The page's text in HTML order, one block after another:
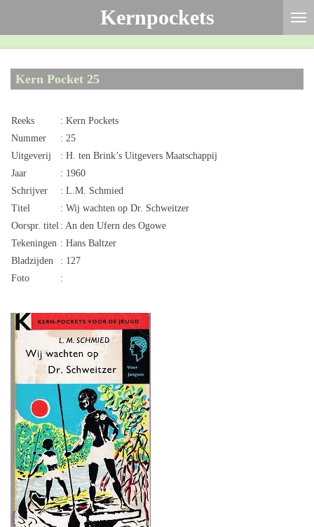
hoofdinhoud
Kernpockets
Kern Pocket 25
Reeks
: Kern Pockets
Nummer
: 25
Uitgeverij
: H. ten Brink’s Uitgevers Maatschappij
Jaar
: 1960
Schrijver
: L.M. Schmied
Titel
: Wij wachten op Dr. Schweitzer
Oorspr. titel : An den Ufern des Ogowe
Tekeningen : Hans Baltzer
Bladzijden
: 127
Foto
: